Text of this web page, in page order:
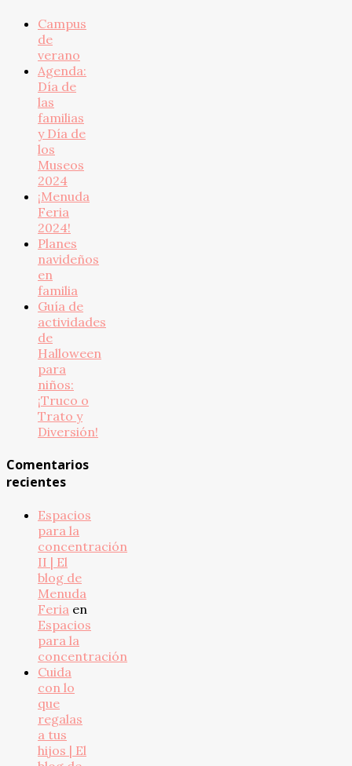
Campus
de
verano
Agenda:
Día de
las
familias
y Día de
los
Museos
2024
¡Menuda
Feria
2024!
Planes
navideños
en
familia
Guía de
actividades
de
Halloween
para
niños:
¡Truco o
Trato y
Diversión!
Comentarios
recientes
Espacios
para la
concentración
II | El
blog de
Menuda
Feria en
Espacios
para la
concentración
Cuida
con lo
que
regalas
a tus
hijos | El